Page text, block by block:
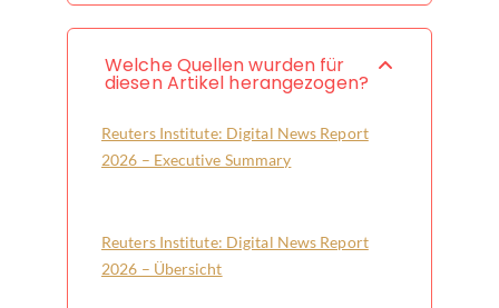
Welche Quellen wurden für
diesen Artikel herangezogen?
Reuters Institute: Digital News Report
2026 – Executive Summary
Reuters Institute: Digital News Report
2026 – Übersicht